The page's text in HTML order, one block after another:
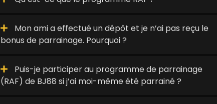
Mon ami a effectué un dépôt et je n’ai pas reçu le
bonus de parrainage. Pourquoi ?
Puis-je participer au programme de parrainage
(RAF) de BJ88 si j’ai moi-même été parrainé ?